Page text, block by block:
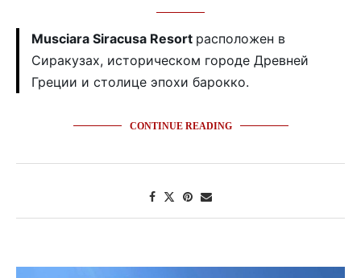
Musciara Siracusa Resort расположен в
Сиракузах, историческом городе Древней
Греции и столице эпохи барокко.
CONTINUE READING